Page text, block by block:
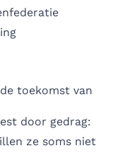
toekomst van
door gedrag:
ze soms niet